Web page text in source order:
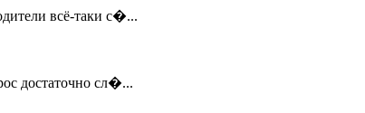
всё-таки с�...
достаточно сл�...